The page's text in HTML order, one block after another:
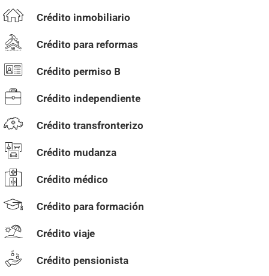
Crédito inmobiliario
Crédito para reformas
Crédito permiso B
Crédito independiente
Crédito transfronterizo
Crédito mudanza
Crédito médico
Crédito para formación
Crédito viaje
Crédito pensionista